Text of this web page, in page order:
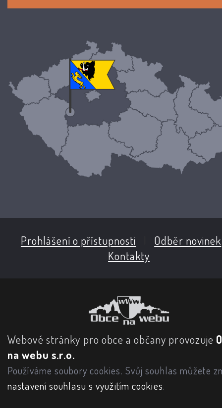
Prohlášení o přístupnosti Odběr novinek
Kontakty
Webové stránky pro obce a občany provozuje
na webu s.r.o.
Používáme soubory cookies. Svůj souhlas můžete
nastavení souhlasu s využitím cookies.